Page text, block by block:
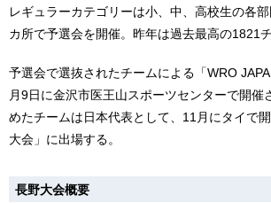
レギュラーカテゴリーは⼩、中、⾼校⽣の各
カ所で予選会を開催。昨年は過去最⾼の1821
予選会で選抜されたチームによる「WRO
⽉9⽇に⾦沢市医王⼭スポーツセンターで開催
めたチームは⽇本代表として、11⽉にタイで
⼤会」に出場する。
⻑野⼤会概要